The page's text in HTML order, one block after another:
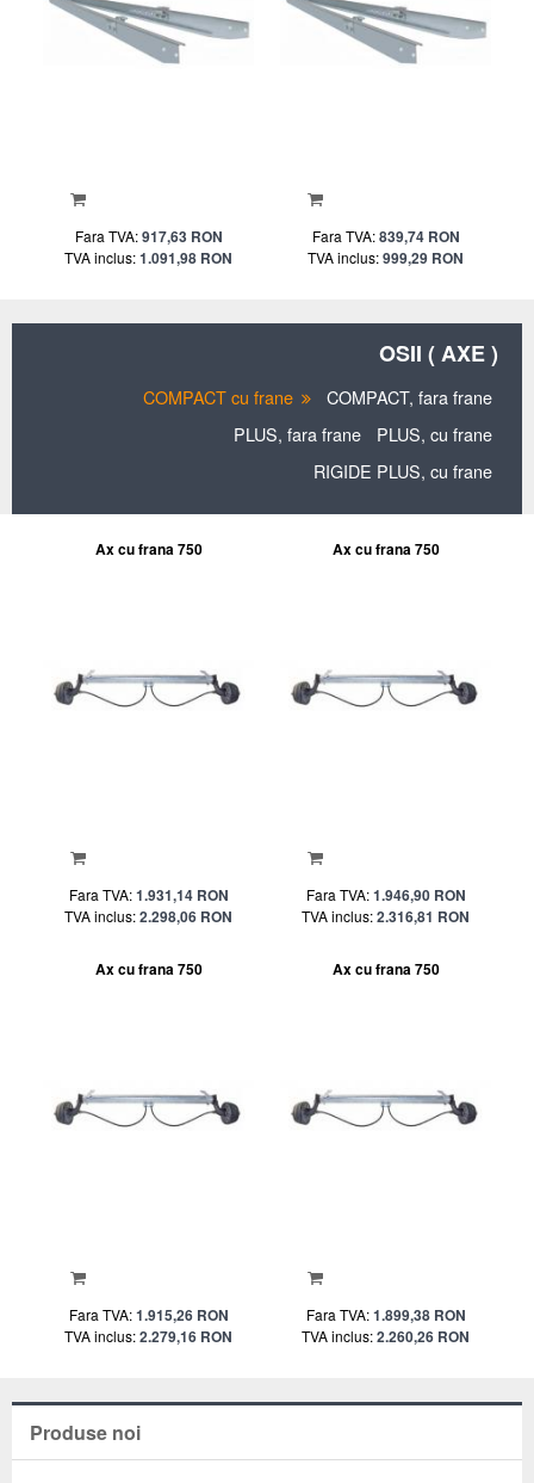
Fara TVA: 917,63 RON
TVA inclus:1.091,98 RON
Fara TVA: 839,74 RON
TVA inclus:999,29 RON
OSII ( AXE )
COMPACT cu frane
COMPACT, fara frane
PLUS, fara frane
PLUS, cu frane
RIGIDE PLUS, cu frane
Ax cu frana 750
Fara TVA: 1.931,14 RON
TVA inclus:2.298,06 RON
Ax cu frana 750
Fara TVA: 1.915,26 RON
TVA inclus:2.279,16 RON
Ax cu frana 750
Fara TVA: 1.946,90 RON
TVA inclus:2.316,81 RON
Ax cu frana 750
Fara TVA: 1.899,38 RON
TVA inclus:2.260,26 RON
Produse noi